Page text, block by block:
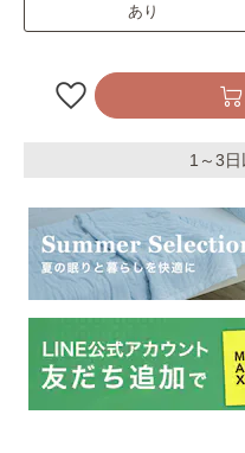
あり
1～3